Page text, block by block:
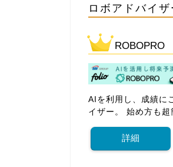
ロボアドバイザ
ROBOPRO
AIを利用し、成績に
イザー。 始め方も超
詳細